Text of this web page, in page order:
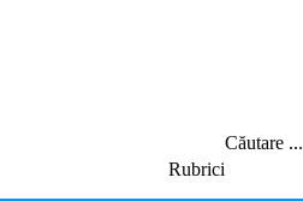
Căutare ...
Rubrici